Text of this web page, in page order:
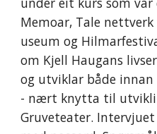
Memoar, Tale
useum og
om Kjell Haugans
og utviklar både
- nært knytta til
Gruveteater.